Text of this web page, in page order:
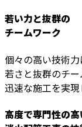
若い力と抜群の
チームワーク
個々の高い技術力
若さと抜群のチー
迅速な施工を実現
高度で専門性の高